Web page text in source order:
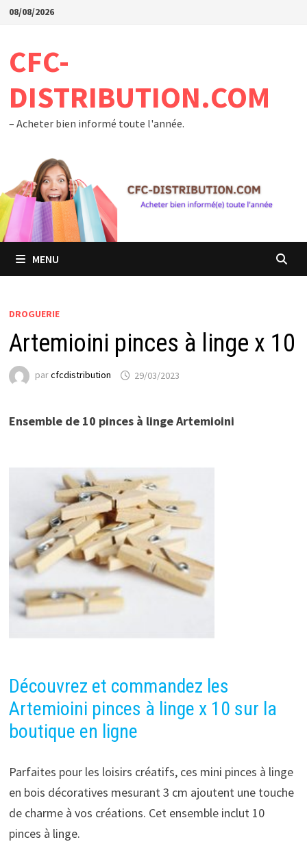
Passer
08/08/2026
CFC-
DISTRIBUTION.COM
– Acheter bien informé toute l'année.
MENU
DROGUERIE
Artemioini pinces à linge x 10
parcfcdistribution 29/03/2023
Ensemble de 10 pinces à linge Artemioini
Découvrez et commandez les
Artemioini pinces à linge x 10 sur la
boutique en ligne
Parfaites pour les loisirs créatifs, ces mini pinces à linge
en bois décoratives mesurant 3 cm ajoutent une touche
de charme à vos créations. Cet ensemble inclut 10
pinces à linge.